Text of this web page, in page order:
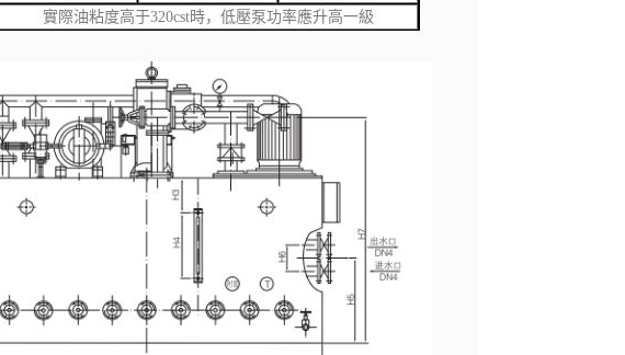
實際油粘度高于320cst時，低壓泵功率應升高一級